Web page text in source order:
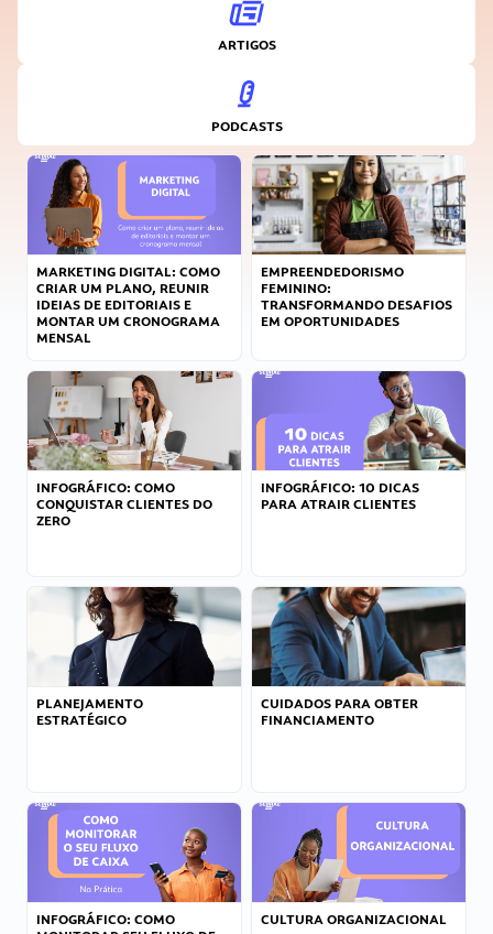
ARTIGOS
PODCASTS
MARKETING DIGITAL: COMO
CRIAR UM PLANO, REUNIR
IDEIAS DE EDITORIAIS E
MONTAR UM CRONOGRAMA
MENSAL
EMPREENDEDORISMO
FEMININO:
TRANSFORMANDO DESAFIOS
EM OPORTUNIDADES
INFOGRÁFICO: COMO
CONQUISTAR CLIENTES DO
ZERO
INFOGRÁFICO: 10 DICAS
PARA ATRAIR CLIENTES
PLANEJAMENTO
ESTRATÉGICO
CUIDADOS PARA OBTER
FINANCIAMENTO
INFOGRÁFICO: COMO
CULTURA ORGANIZACIONAL